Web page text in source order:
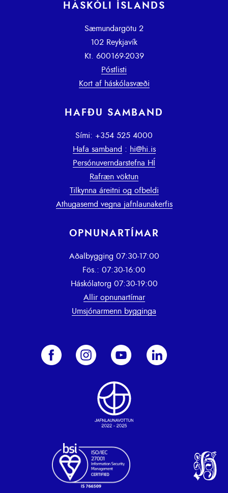
HÁSKÓLI ÍSLANDS
Sæmundargötu 2
102 Reykjavík
Kt. 600169-2039
Póstlisti
Kort af háskólasvæði
HAFÐU SAMBAND
Sími: +354 525 4000
Hafa samband : hi@hi.is
Persónuverndarstefna HÍ
Rafræn vöktun
Tilkynna áreitni og ofbeldi
Athugasemd vegna jafnlaunakerfis
OPNUNARTÍMAR
Aðalbygging 07:30-17:00
Fös.: 07:30-16:00
Háskólatorg 07:30-19:00
Allir opnunartímar
Umsjónarmenn bygginga